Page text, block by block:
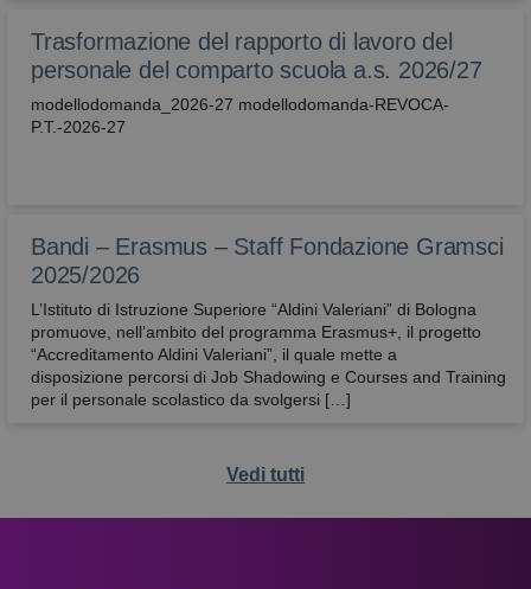
Trasformazione del rapporto di lavoro del
personale del comparto scuola a.s. 2026/27
modellodomanda_2026-27 modellodomanda-REVOCA-
P.T.-2026-27
Bandi – Erasmus – Staff Fondazione Gramsci
2025/2026
L’Istituto di Istruzione Superiore “Aldini Valeriani” di Bologna
promuove, nell’ambito del programma Erasmus+, il progetto
“Accreditamento Aldini Valeriani”, il quale mette a
disposizione percorsi di Job Shadowing e Courses and Training
per il personale scolastico da svolgersi […]
Vedi tutti
attivaLetturaVocale
avbo.edu.it
1
settimana
l'utente ha
abilitato la
wordpress_test_cookie
abilitati